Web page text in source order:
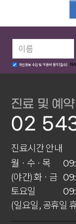
개인정보 수집 및 이용에 동의[필수] 자
진료 및 예
02
진료시간 안내
월 · 수 · 목
(야간) 화 · 금
토요일
(일요일, 공휴일